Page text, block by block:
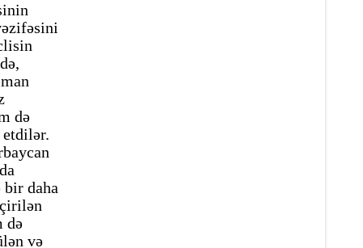
də
etdilər.
bir daha
də
və